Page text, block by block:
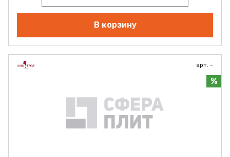
В корзину
арт. -
%